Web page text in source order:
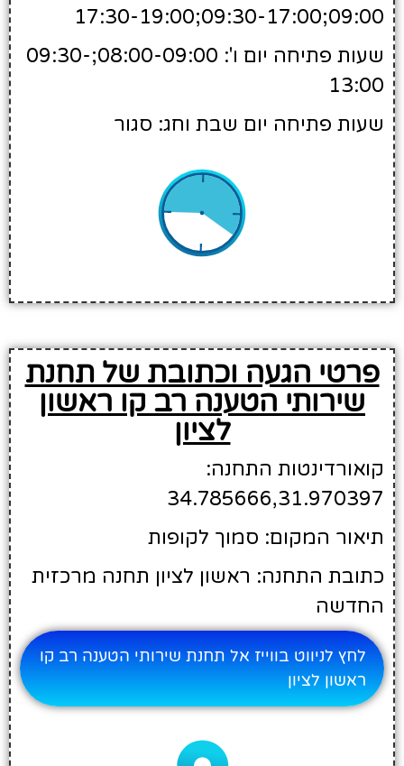
09:00;09:30-17:00;17:30-19:00
שעות פתיחה יום ו': 08:00-09:00;09:30-
13:00
שעות פתיחה יום שבת וחג: סגור
פרטי הגעה וכתובת של תחנת
שירותי הטענה רב קו ראשון
לציון
קואורדינטות התחנה:
34.785666,31.970397
תיאור המקום: סמוך לקופות
כתובת התחנה: ראשון לציון תחנה מרכזית
החדשה
לחץ לניווט בווייז אל תחנת שירותי הטענה רב קו
ראשון לציון